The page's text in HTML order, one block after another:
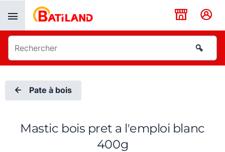
Pate à bois
Mastic bois pret a l'emploi blanc
400g
Panneau de gestion des cookies